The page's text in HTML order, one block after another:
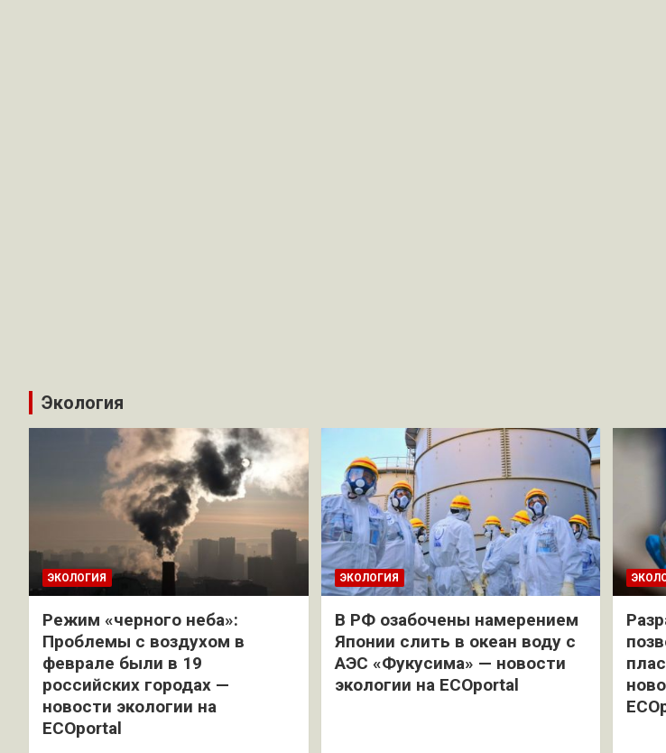
Экология
ЭКОЛОГИЯ
Режим «черного неба»:
Проблемы с воздухом в
феврале были в 19
российских городах —
новости экологии на
ECOportal
ЭКОЛОГИЯ
В РФ озабочены намерением
Японии слить в океан воду с
АЭС «Фукусима» — новости
экологии на ECOportal